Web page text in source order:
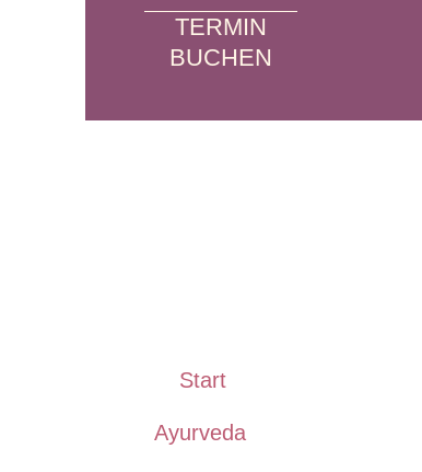
TERMIN
BUCHEN
Start
Ayurveda